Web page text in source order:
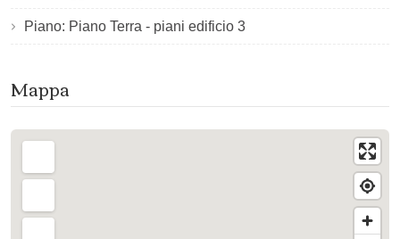
Piano: Piano Terra - piani edificio 3
Mappa